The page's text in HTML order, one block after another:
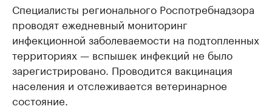
Специалисты регионального Роспотребнадзора
проводят ежедневный мониторинг
инфекционной заболеваемости на подтопленных
территориях — вспышек инфекций не было
зарегистрировано. Проводится вакцинация
населения и отслеживается ветеринарное
состояние.